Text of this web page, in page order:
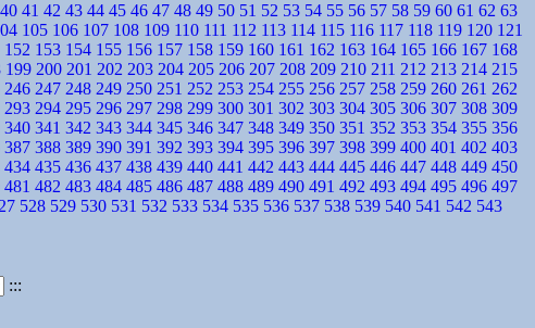
40 41 42 43 44 45 46 47 48 49 50 51 52 53 54 55 56 57 58 59 60 61 62 63
105 106 107 108 109 110 111 112 113 114 115 116 117 118 119 120 121
152 153 154 155 156 157 158 159 160 161 162 163 164 165 166 167 168
199 200 201 202 203 204 205 206 207 208 209 210 211 212 213 214 215
246 247 248 249 250 251 252 253 254 255 256 257 258 259 260 261 262
293 294 295 296 297 298 299 300 301 302 303 304 305 306 307 308 309
340 341 342 343 344 345 346 347 348 349 350 351 352 353 354 355 356
387 388 389 390 391 392 393 394 395 396 397 398 399 400 401 402 403
434 435 436 437 438 439 440 441 442 443 444 445 446 447 448 449 450
481 482 483 484 485 486 487 488 489 490 491 492 493 494 495 496 497
528 529 530 531 532 533 534 535 536 537 538 539 540 541 542 543
:::